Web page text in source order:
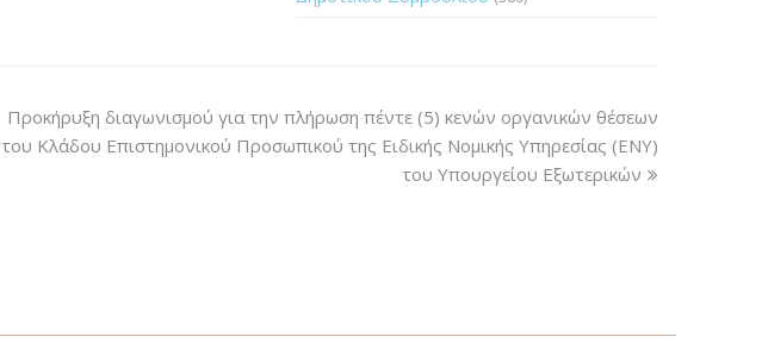
Προκήρυξη διαγωνισμού για την πλήρωση πέντε (5) κενών οργανικών θέσεων
του Κλάδου Επιστημονικού Προσωπικού της Ειδικής Νομικής Υπηρεσίας (ΕΝΥ)
του Υπουργείου Εξωτερικών